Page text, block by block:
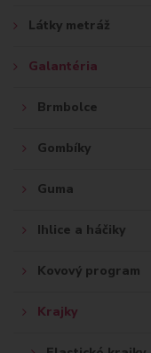
Látky metráž
Galantéria
Brmbolce
Gombíky
Guma
Ihlice a háčiky
Kovový program
Krajky